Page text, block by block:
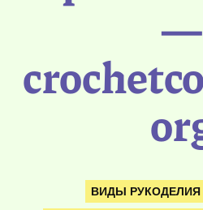
—
ВИДЫ РУКОДЕЛИЯ